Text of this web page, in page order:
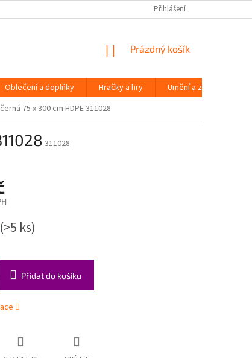
Přihlášení
NÁKUPNÍ
Prázdný košík
Oblečení a doplňky Hračky a hry Umění a zábava
75 x 300 cm HDPE 311028
311028
(>5 ks)
Přidat do košíku